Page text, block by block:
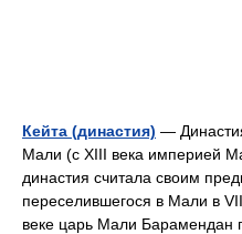
Кейта (династия) —
Мали (с XIII века империей
династия считала своим
переселившегося в Мали в
веке царь Мали